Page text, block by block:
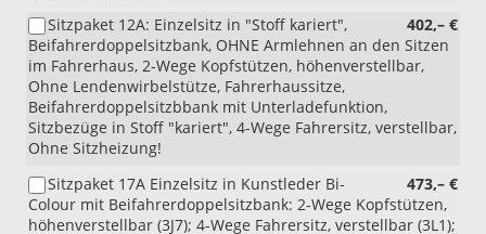
mit
7M4,
Z03,
4X1,
4RB,
FM3,
1ME
oder
402,– €
Sitzpaket 12A: Einzelsitz in "Stoff kariert",
Beifahrerdoppelsitzbank, OHNE Armlehnen an den Sitzen
im Fahrerhaus, 2-Wege Kopfstützen, höhenverstellbar,
Ohne Lendenwirbelstütze, Fahrerhaussitze,
Beifahrerdoppelsitzbbank mit Unterladefunktion,
Sitzbezüge in Stoff "kariert", 4-Wege Fahrersitz, verstellbar,
Ohne Sitzheizung!
473,– €
Sitzpaket 17A Einzelsitz in Kunstleder Bi-
Colour mit Beifahrerdoppelsitzbank: 2-Wege Kopfstützen,
höhenverstellbar (3J7); 4-Wege Fahrersitz, verstellbar (3L1);